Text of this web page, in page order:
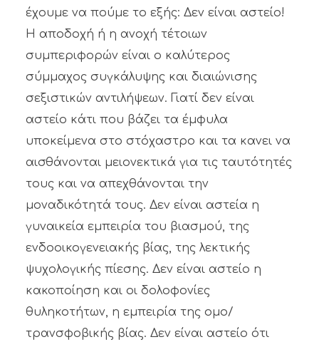
έχουμε να πούμε το εξής: Δεν είναι αστείο!
Η αποδοχή ή η ανοχή τέτοιων
συμπεριφορών είναι ο καλύτερος
σύμμαχος συγκάλυψης και διαιώνισης
σεξιστικών αντιλήψεων. Γιατί δεν είναι
αστείο κάτι που βάζει τα έμφυλα
υποκείμενα στο στόχαστρο και τα κανει να
αισθάνονται μειονεκτικά για τις ταυτότητές
τους και να απεχθάνονται την
μοναδικότητά τους. Δεν είναι αστεία η
γυναικεία εμπειρία του βιασμού, της
ενδοοικογενειακής βίας, της λεκτικής
ψυχολογικής πίεσης. Δεν είναι αστείο η
κακοποίηση και οι δολοφονίες
θυληκοτήτων, η εμπειρία της ομο/
τρανσφοβικής βίας. Δεν είναι αστείο ότι